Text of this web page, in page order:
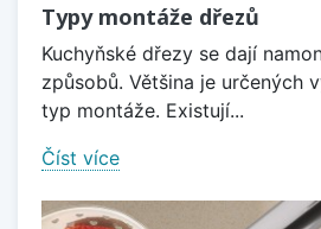
Typy montáže dřezů
Kuchyňské dřezy se dají
způsobů. Většina je určených
typ montáže. Existují...
Číst více